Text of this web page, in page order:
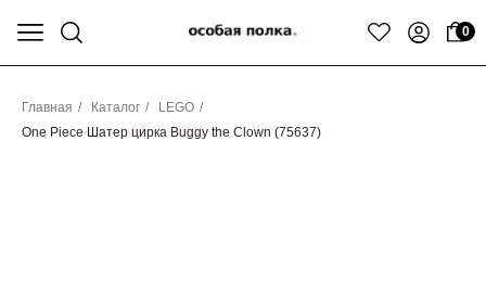
0
Главная / Каталог / LEGO /
One Piece Шатер цирка Buggy the Clown (75637)